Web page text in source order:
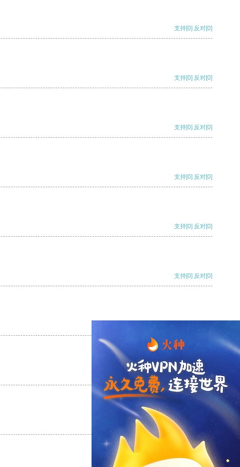
支持[0] 反对[0]
支持[0] 反对[0]
支持[0] 反对[0]
支持[0] 反对[0]
支持[0] 反对[0]
支持[0] 反对[0]
支持 [0] 反对 [0]
支持